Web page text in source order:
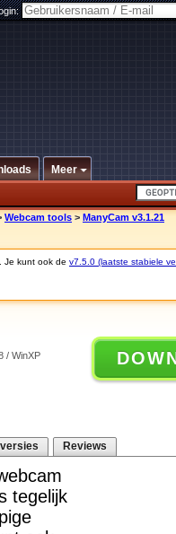
Meer
Webcam tools > ManyCam v3.1.21
Je kunt ook de v7.5.0 (laatste stabiele
/ WinXP
Reviews
tegelijk